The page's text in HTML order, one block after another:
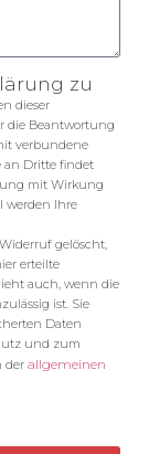
zu
dieser
die Beantwortung
verbundene
an Dritte findet
mit Wirkung
werden Ihre
gelöscht,
erteilte
auch, wenn die
ist. Sie
Daten
und zum
der allgemeinen